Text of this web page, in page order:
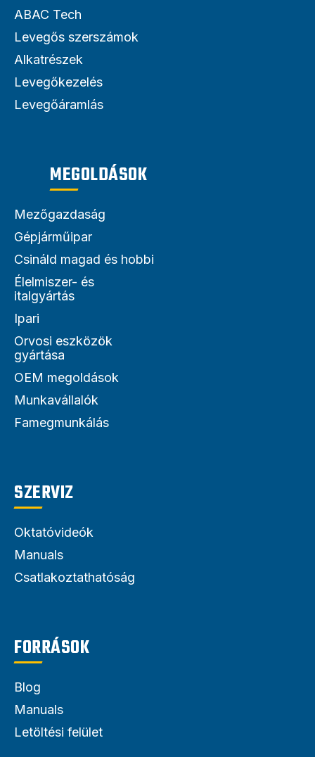
ABAC Tech
Levegős szerszámok
Alkatrészek
Levegőkezelés
Levegőáramlás
MEGOLDÁSOK
Mezőgazdaság
Gépjárműipar
Csináld magad és hobbi
Élelmiszer- és
italgyártás
Ipari
Orvosi eszközök
gyártása
OEM megoldások
Munkavállalók
Famegmunkálás
SZERVIZ
Oktatóvideók
Manuals
Csatlakoztathatóság
FORRÁSOK
Blog
Manuals
Letöltési felület